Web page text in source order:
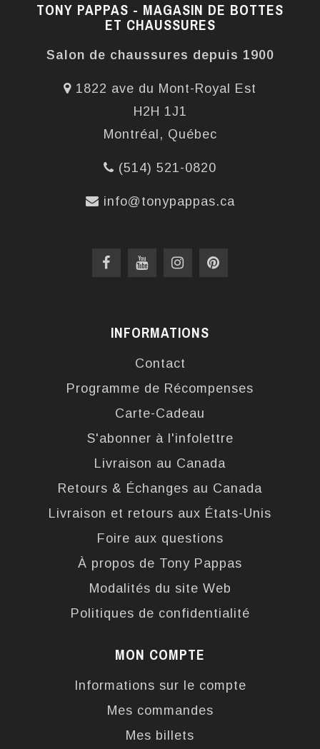
TONY PAPPAS - MAGASIN DE BOTTES
ET CHAUSSURES
Salon de chaussures depuis 1900
1822 ave du Mont-Royal Est
H2H 1J1
Montréal, Québec
(514) 521-0820
info@tonypappas.ca
INFORMATIONS
Contact
Programme de Récompenses
Carte-Cadeau
S'abonner à l'infolettre
Livraison au Canada
Retours & Échanges au Canada
Livraison et retours aux États-Unis
Foire aux questions
À propos de Tony Pappas
Modalités du site Web
Politiques de confidentialité
MON COMPTE
Informations sur le compte
Mes commandes
Mes billets